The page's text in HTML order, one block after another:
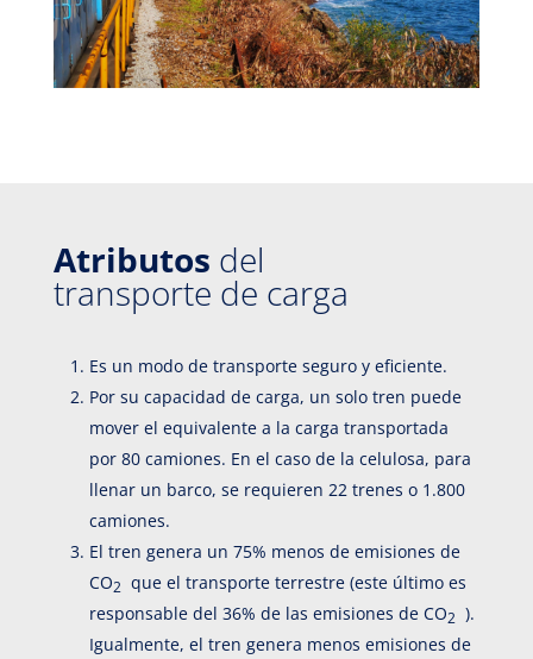
Atributos del
transporte de carga
Es un modo de transporte seguro y eficiente.
Por su capacidad de carga, un solo tren puede
mover el equivalente a la carga transportada
por 80 camiones. En el caso de la celulosa, para
llenar un barco, se requieren 22 trenes o 1.800
camiones.
El tren genera un 75% menos de emisiones de
CO2 que el transporte terrestre (este último es
responsable del 36% de las emisiones de CO2 ).
Igualmente, el tren genera menos emisiones de